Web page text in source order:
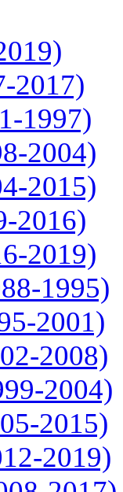
2017)
1997)
2004)
2015)
2016)
2019)
1995)
2001)
2008)
2004)
2015)
2019)